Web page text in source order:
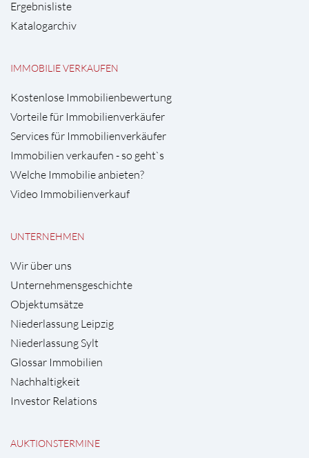
Ergebnisliste
Katalogarchiv
IMMOBILIE VERKAUFEN
Kostenlose Immobilienbewertung
Vorteile für Immobilienverkäufer
Services für Immobilienverkäufer
Immobilien verkaufen - so geht`s
Welche Immobilie anbieten?
Video Immobilienverkauf
UNTERNEHMEN
Wir über uns
Unternehmensgeschichte
Objektumsätze
Niederlassung Leipzig
Niederlassung Sylt
Glossar Immobilien
Nachhaltigkeit
Investor Relations
AUKTIONSTERMINE